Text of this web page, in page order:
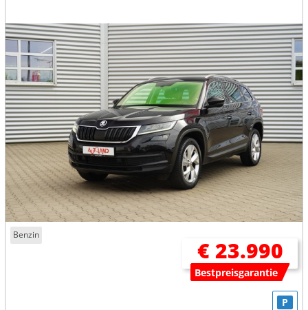
Benzin
€ 23.990
Bestpreisgarantie
P